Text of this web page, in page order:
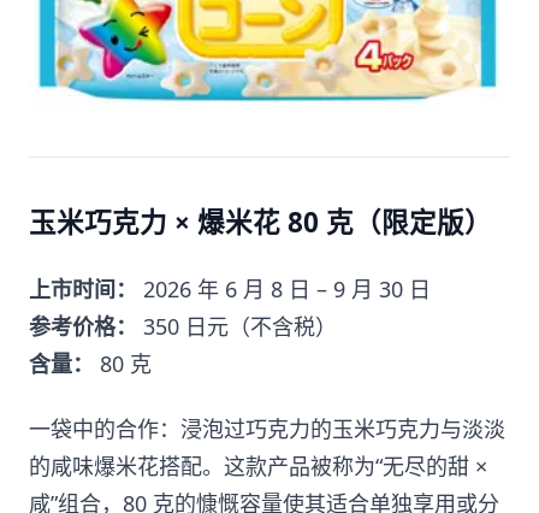
玉米巧克力 × 爆米花 80 克（限定版）
上市时间：
2026 年 6 月 8 日 – 9 月 30 日
参考价格：
350 日元（不含税）
含量：
80 克
一袋中的合作：浸泡过巧克力的玉米巧克力与淡淡
的咸味爆米花搭配。这款产品被称为“无尽的甜 ×
咸”组合，80 克的慷慨容量使其适合单独享用或分